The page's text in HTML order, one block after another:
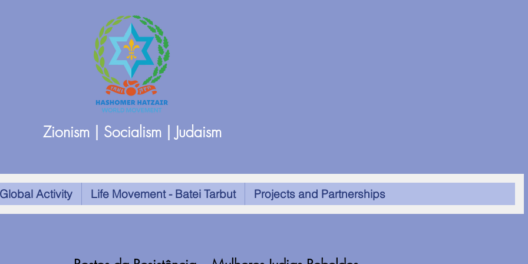
Zionism | Socialism | Judaism
Activity Life Movement - Batei Tarbut Projects and Partnerships